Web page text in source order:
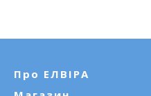
Про ЕЛВІРА